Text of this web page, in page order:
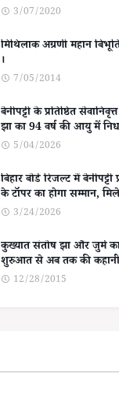
3/07/2020
मिथिलाक अग्रणी महान
।
7/05/2014
बेनीपट्टी के प्रतिष्ठित
झा का 94 वर्ष की आयु में
5/04/2026
बिहार बोर्ड रिजल्ट में
के टॉपर का होगा सम्मान,
3/24/2026
कुख्यात संतोष झा और जुर्म का
शुरुआत से अब तक की कहानी
12/28/2015